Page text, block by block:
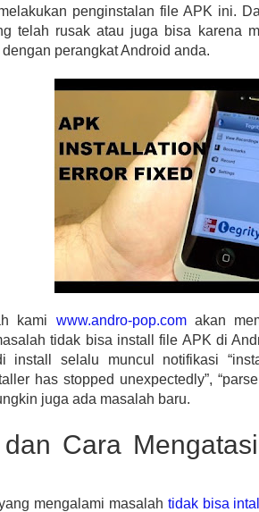
penginstalan file APK ini.
telah rusak atau juga bisa karena
perangkat Android anda.
kami www.andro-pop.comakan
tidak bisa install file APK di
install selalu muncul notifikasi
has stopped unexpectedly”,
juga ada masalah baru.
Cara
mengalami masalah tidak bisa